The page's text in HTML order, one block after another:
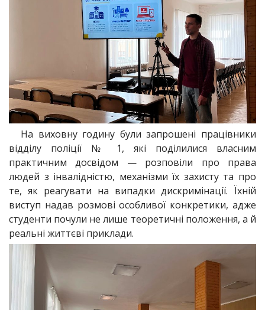
На виховну годину були запрошені працівники
відділу поліції № 1, які поділилися власним
практичним досвідом — розповіли про права
людей з інвалідністю, механізми їх захисту та про
те, як реагувати на випадки дискримінації. Їхній
виступ надав розмові особливої конкретики, адже
студенти почули не лише теоретичні положення, а й
реальні життєві приклади.